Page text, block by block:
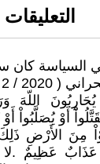
التعليقات
/ 19 - 17:22 )
يُحَارِبُونَ
أَوْ يُصَلَّبُواْ
مِنَ الأَرْضِ
عَذَابٌ عَظِيمٌ